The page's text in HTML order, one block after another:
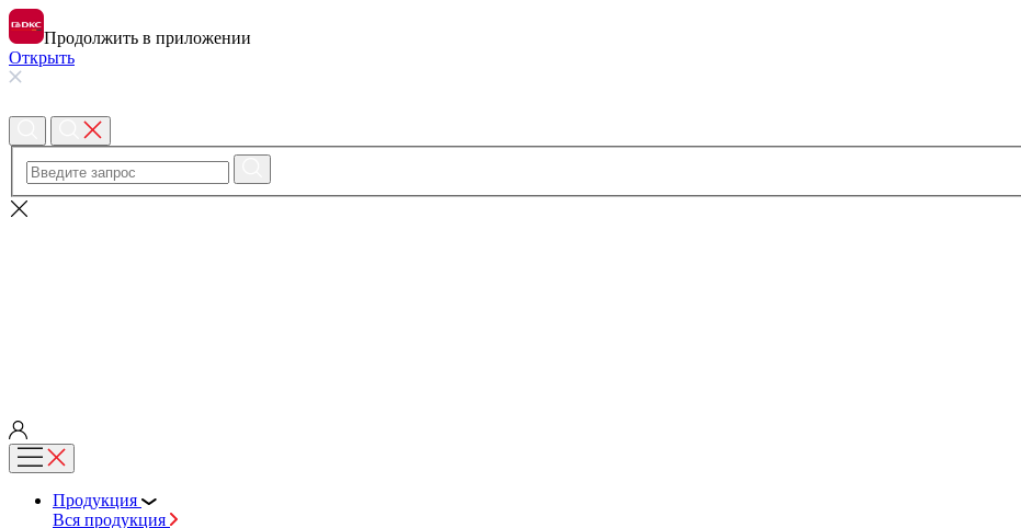
Продолжить в приложении
Открыть
Продукция
Вся продукция